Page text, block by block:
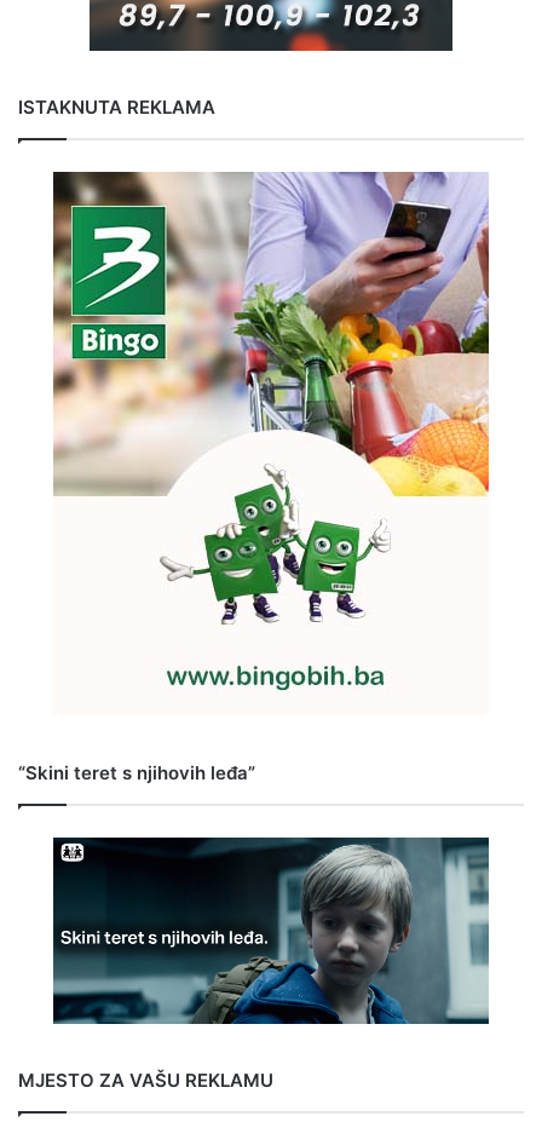
ISTAKNUTA REKLAMA
“Skini teret s njihovih leđa”
MJESTO ZA VAŠU REKLAMU